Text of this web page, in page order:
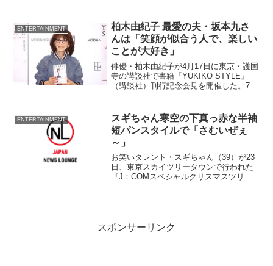
ベントを開催し、同日計3回のイベントで
約200人が集結し...
ENTERTAINMENT
柏木由紀子 最愛の夫・坂本九さ
んは「笑顔が似合う人で、楽しい
ことが大好き」
俳優・柏木由紀子が4月17日に東京・護国
寺の講談社で書籍『YUKIKO STYLE』
（講談社）刊行記念会見を開催した。77
は？」「美容法は？」などを深堀りした
作品。
ENTERTAINMENT
スギちゃん寒空の下真っ赤な半袖
短パンスタイルで「さむいぜぇ
～」
お笑いタレント・スギちゃん（39）が23
日、東京スカイツリータウンで行われた
『J：COMスペシャルクリスマスツリ
スポンサーリンク